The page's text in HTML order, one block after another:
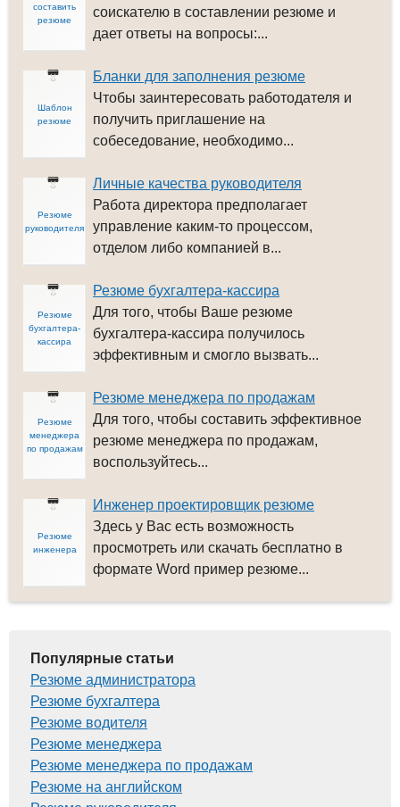
составить
резюме
соискателю в составлении резюме и
дает ответы на вопросы:...
Шаблон
резюме
Бланки для заполнения резюме
Чтобы заинтересовать работодателя и
получить приглашение на
собеседование, необходимо...
Резюме
руководителя
Личные качества руководителя
Работа директора предполагает
управление каким-то процессом,
отделом либо компанией в...
Резюме
бухгалтера-
кассира
Резюме бухгалтера-кассира
Для того, чтобы Ваше резюме
бухгалтера-кассира получилось
эффективным и смогло вызвать...
Резюме
менеджера
по продажам
Резюме менеджера по продажам
Для того, чтобы составить эффективное
резюме менеджера по продажам,
воспользуйтесь...
Резюме
инженера
Инженер проектировщик резюме
Здесь у Вас есть возможность
просмотреть или скачать бесплатно в
формате Word пример резюме...
Популярные статьи
Резюме администратора
Резюме бухгалтера
Резюме водителя
Резюме менеджера
Резюме менеджера по продажам
Резюме на английском